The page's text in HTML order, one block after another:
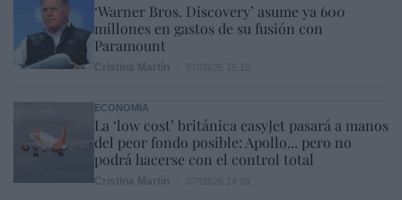
‘Warner Bros. Discovery’ asume ya 600
millones en gastos de su fusión con
Paramount
ECONOMÍA
La ‘low cost’ británica easyJet pasará a manos
del peor fondo posible: Apollo... pero no
podrá hacerse con el control total